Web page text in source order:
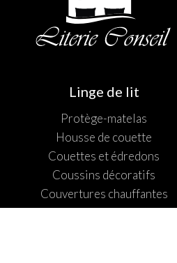
Linge de lit
Protège-matelas
Housse de couette
Couettes et édredons
Coussins décoratifs
Couvertures chauffantes